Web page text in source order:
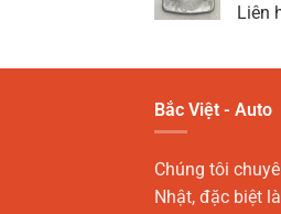
Liên
Bắc Việt - Auto
Chúng tôi
Nhật, đặc biệt